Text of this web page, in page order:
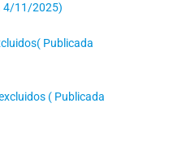
4/11/2025)
Publicada
( Publicada